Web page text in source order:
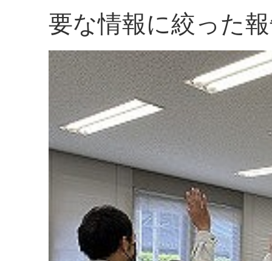
要な情報に絞った